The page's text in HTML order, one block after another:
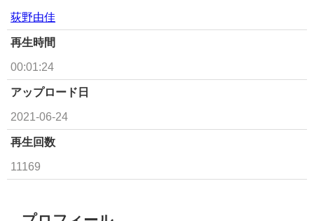
荻野由佳
再生時間
00:01:24
アップロード日
2021-06-24
再生回数
11169